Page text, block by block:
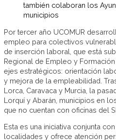
también colaboran los
municipios
Por tercer año UCOMUR
empleo para colectivos
de inserción laboral, que está
Regional de Empleo y
ejes estratégicos: orientación
y mejora de la empleabilidad.
Lorca, Caravaca y Murcia, la
Lorquí y Abarán, municipios en
que no cuentan con oficinas del
Esta es una iniciativa conjunta
localidades y ofrece atención